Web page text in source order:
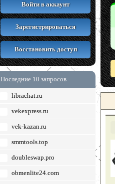
Войти в аккаунт
Зарегистрироваться
Восстановить доступ
Последние 10 запросов
librachat.ru
vekexpress.ru
vek-kazan.ru
smmtools.top
doubleswap.pro
obmenlite24.com